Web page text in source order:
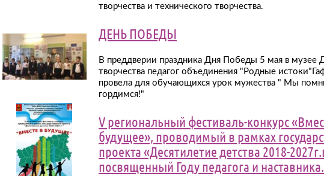
творчества и технического творчества.
ДЕНЬ ПОБЕДЫ
В преддверии праздника Дня Победы 5 мая в музее
творчества педагог объединения "Родные
провела для обучающихся урок мужества " Мы
гордимся!"
V региональный фестиваль-конкурс
будущее», проводимый в рамках
проекта «Десятилетие детства 2018-
посвященный Году педагога и наставника.